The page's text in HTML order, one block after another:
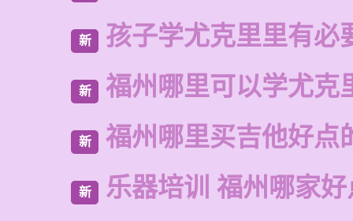
新 孩子学尤克里里有必
新 福州哪里可以学尤克
新 福州哪里买吉他好点
新 乐器培训 福州哪家